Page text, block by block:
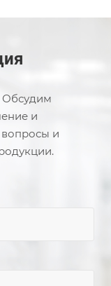
Обсудим
и
и